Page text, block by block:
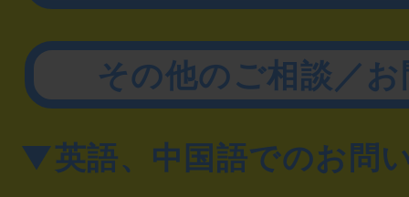
その他のご相談／
▼英語、中国語でのお問